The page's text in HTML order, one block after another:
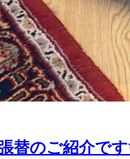
替のご紹介です